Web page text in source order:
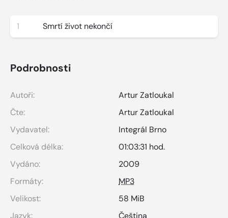
1 Smrtí život nekončí
Podrobnosti
Autoři:
Artur Zatloukal
Čte:
Artur Zatloukal
Vydavatel:
Integrál Brno
Celková délka:
01:03:31 hod.
Vydáno:
2009
Formáty:
MP3
Velikost:
58 MiB
Jazyk:
Čeština